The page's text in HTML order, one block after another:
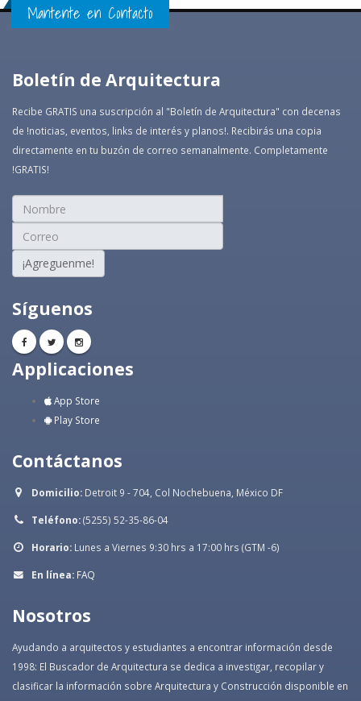
Mantente en Contacto
Boletín de Arquitectura
Recibe GRATIS una suscripción al "Boletín de Arquitectura" con decenas
de !noticias, eventos, links de interés y planos!. Recibirás una copia
directamente en tu buzón de correo semanalmente. Completamente
!GRATIS!
¡Agreguenme!
Síguenos
Applicaciones
App Store
Play Store
Contáctanos
Domicilio: Detroit 9 - 704, Col Nochebuena, México DF
Teléfono:(5255) 52-35-86-04
Horario: Lunes a Viernes 9:30 hrs a 17:00 hrs (GTM -6)
En línea: FAQ
Nosotros
Ayudando a arquitectos y estudiantes a encontrar información desde
1998: El Buscador de Arquitectura se dedica a investigar, recopilar y
clasificar la información sobre Arquitectura y Construcción disponible en